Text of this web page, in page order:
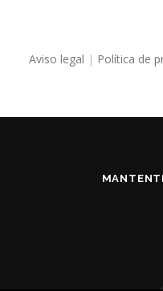
Aviso legal | Política de